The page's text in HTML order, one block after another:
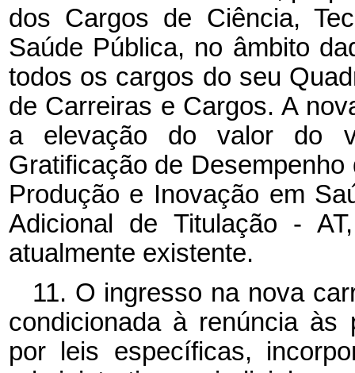
dos Cargos de Ciência,
Saúde Pública, no âmbito
todos os cargos do seu
de Carreiras e Cargos. A
a elevação do valor do
Gratificação de
Produção e Inovação em
Adicional de Titulação -
atualmente existente.
11. O ingresso na nova
condicionada à renúncia
por leis específicas,